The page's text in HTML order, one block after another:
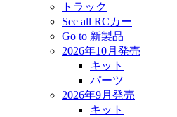
トラック
See all RCカー
Go to 新製品
2026年10月発売
キット
パーツ
2026年9月発売
キット